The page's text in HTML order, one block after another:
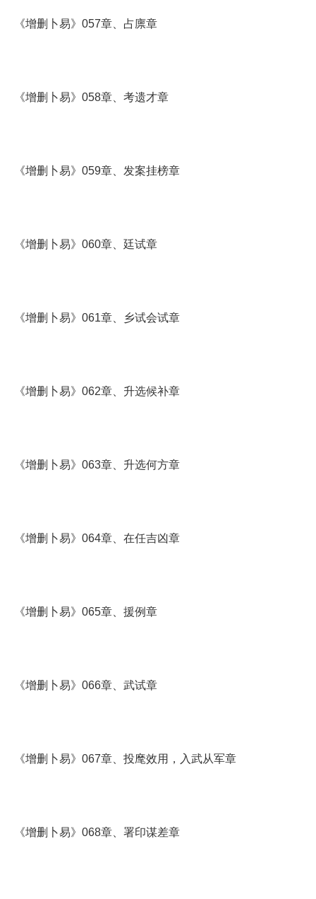
《增删卜易》057章、占廪章
《增删卜易》058章、考遗才章
《增删卜易》059章、发案挂榜章
《增删卜易》060章、廷试章
《增删卜易》061章、乡试会试章
《增删卜易》062章、升选候补章
《增删卜易》063章、升选何方章
《增删卜易》064章、在任吉凶章
《增删卜易》065章、援例章
《增删卜易》066章、武试章
《增删卜易》067章、投麾效用，入武从军章
《增删卜易》068章、署印谋差章